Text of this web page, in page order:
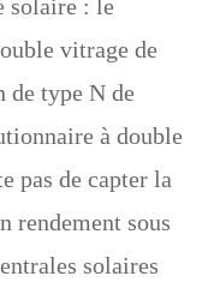
solaire : le
vitrage de
de type N de
à double
pas de capter la
rendement sous
solaires